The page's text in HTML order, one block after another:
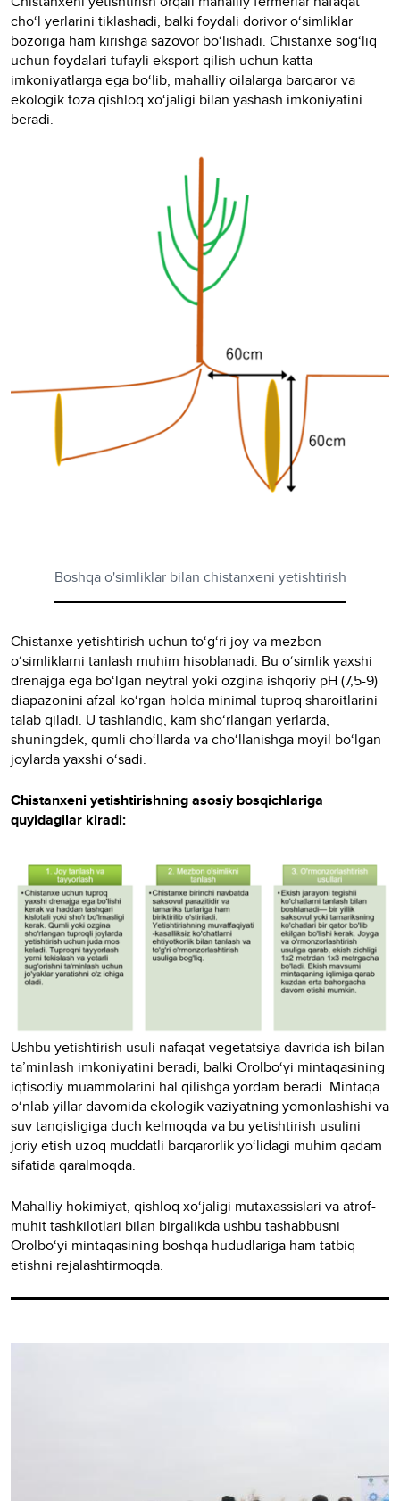
cho‘l yerlarini tiklashadi, balki foydali dorivor o‘simliklar
bozoriga ham kirishga sazovor bo‘lishadi. Chistanxe sog‘liq
uchun foydalari tufayli eksport qilish uchun katta
imkoniyatlarga ega bo‘lib, mahalliy oilalarga barqaror va
ekologik toza qishloq xo‘jaligi bilan yashash imkoniyatini
beradi.
Boshqa o'simliklar bilan chistanxeni yetishtirish
Chistanxe yetishtirish uchun to‘g‘ri joy va mezbon
o‘simliklarni tanlash muhim hisoblanadi. Bu o‘simlik yaxshi
drenajga ega bo‘lgan neytral yoki ozgina ishqoriy pH (7,5-9)
diapazonini afzal ko‘rgan holda minimal tuproq sharoitlarini
talab qiladi. U tashlandiq, kam sho‘rlangan yerlarda,
shuningdek, qumli cho‘llarda va cho‘llanishga moyil bo‘lgan
joylarda yaxshi o‘sadi.
Chistanxeni yetishtirishning asosiy bosqichlariga
quyidagilar kiradi:
Ushbu yetishtirish usuli nafaqat vegetatsiya davrida ish bilan
ta’minlash imkoniyatini beradi, balki Orolbo‘yi mintaqasining
iqtisodiy muammolarini hal qilishga yordam beradi. Mintaqa
o‘nlab yillar davomida ekologik vaziyatning yomonlashishi va
suv tanqisligiga duch kelmoqda va bu yetishtirish usulini
joriy etish uzoq muddatli barqarorlik yo‘lidagi muhim qadam
sifatida qaralmoqda.
Mahalliy hokimiyat, qishloq xo‘jaligi mutaxassislari va atrof-
muhit tashkilotlari bilan birgalikda ushbu tashabbusni
Orolbo‘yi mintaqasining boshqa hududlariga ham tatbiq
etishni rejalashtirmoqda.